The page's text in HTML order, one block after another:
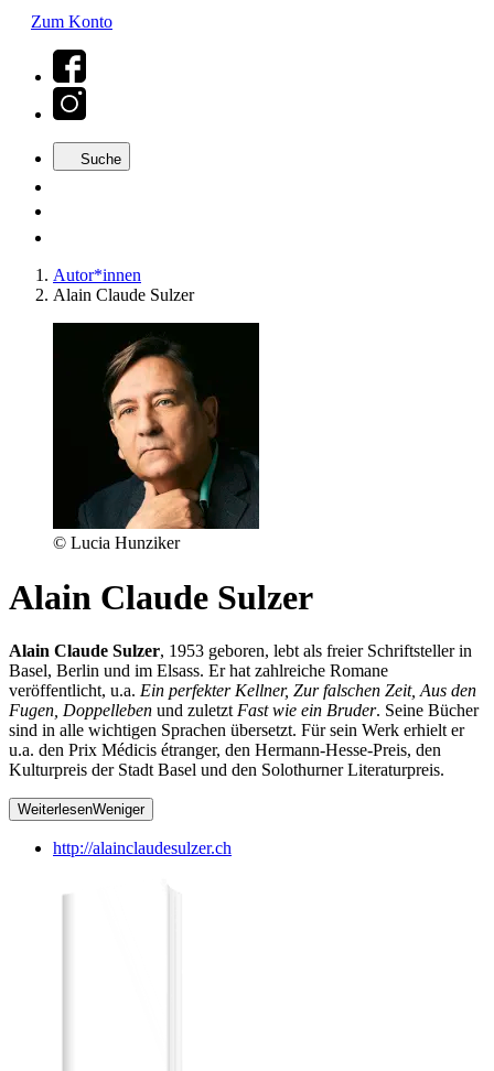
Zum Konto
Suche
Autor*innen
Alain Claude Sulzer
© Lucia Hunziker
Alain Claude Sulzer
Alain Claude Sulzer, 1953 geboren, lebt als freier Schriftsteller in
Basel, Berlin und im Elsass. Er hat zahlreiche Romane
veröffentlicht, u.a. Ein perfekter Kellner, Zur falschen Zeit, Aus den
Fugen, Doppelleben und zuletzt Fast wie ein Bruder. Seine Bücher
sind in alle wichtigen Sprachen übersetzt. Für sein Werk erhielt er
u.a. den Prix Médicis étranger, den Hermann-Hesse-Preis, den
Kulturpreis der Stadt Basel und den Solothurner Literaturpreis.
WeiterlesenWeniger
http://alainclaudesulzer.ch